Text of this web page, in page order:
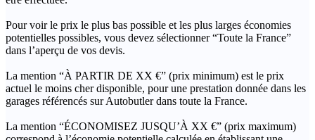
Pour voir le prix le plus bas possible et les plus larges économies
potentielles possibles, vous devez sélectionner “Toute la France”
dans l’aperçu de vos devis.
La mention “À PARTIR DE XX €” (prix minimum) est le prix
actuel le moins cher disponible, pour une prestation donnée dans les
garages référencés sur Autobutler dans toute la France.
La mention “ÉCONOMISEZ JUSQU’À XX €” (prix maximum)